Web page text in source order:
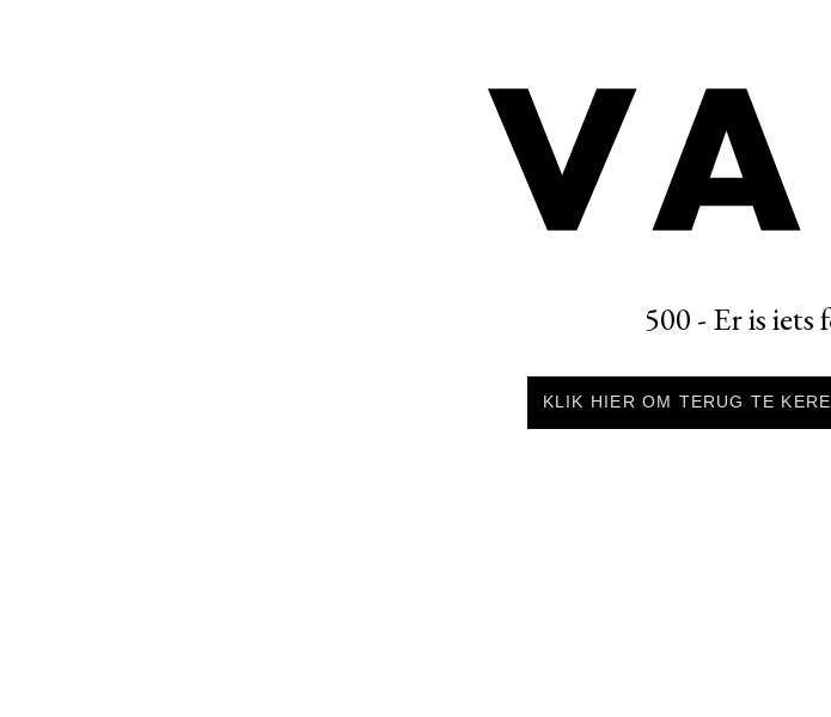
500 - Er is iets
KLIK HIER OM TERUG TE